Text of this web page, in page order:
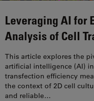
Leveraging AI for
Analysis of Cell
This article explores the
artificial intelligence (AI)
transfection efficiency
the context of 2D cell
and reliable…